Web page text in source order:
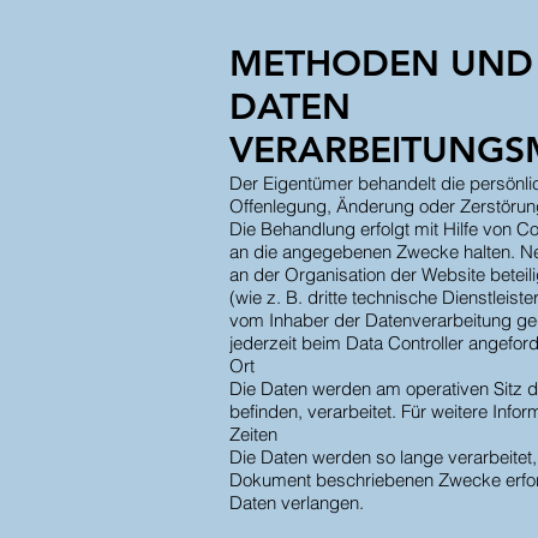
METHODEN UND
DATEN
Der Eigentümer behandelt die
Offenlegung, Änderung oder
Die Behandlung erfolgt mit Hilfe von
an die angegebenen Zwecke halten.
an der Organisation der Website
(wie z. B. dritte technische
vom Inhaber der Datenverarbeitung
jederzeit beim Data Controller
Ort
Die Daten werden am operativen Sitz
befinden, verarbeitet. Für weitere
Zeiten
Die Daten werden so lange
Dokument beschriebenen Zwecke
Daten verlangen.